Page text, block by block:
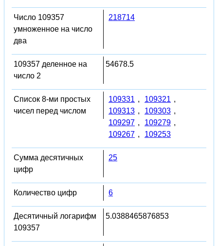
Число 109357
умноженное на число
два
218714
109357 деленное на
число 2
54678.5
Список 8-ми простых
чисел перед числом
109331 , 109321 ,
109313 , 109303 ,
109297 , 109279 ,
109267 , 109253
Сумма десятичных
цифр
25
Количество цифр 6
Десятичный логарифм
109357
5.0388465876853